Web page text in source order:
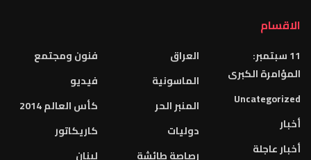
الاقسام
11 سبتمبر:
المؤامرة الكبرى
Uncategorized
أخبار
أخبار عاجلة
العراق
الماسونية
المنبر الحر
دوليات
رصاصة طائشة
فنون ومجتمع
فيديو
كأس العالم 2014
كاريكاتور
لبنان